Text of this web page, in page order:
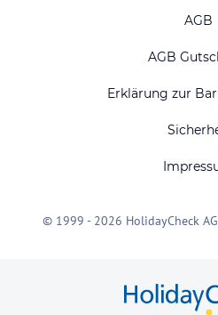
AGB
AGB
Erklärung zur
© 1999 - 2026 HolidayCheck